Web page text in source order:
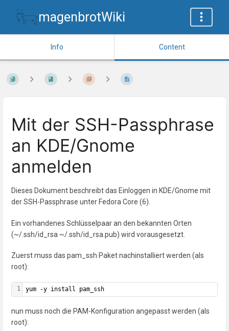
magenbrotWiki
Info Content
Mit der SSH-Passphrase
an KDE/Gnome
anmelden
Dieses Dokument beschreibt das Einloggen in KDE/Gnome mit
der SSH-Passphrase unter Fedora Core (6).
Ein vorhandenes Schlüsselpaar an den bekannten Orten
(~/.ssh/id_rsa ~/.ssh/id_rsa.pub) wird vorausgesetzt.
Zuerst muss das pam_ssh Paket nachinstalliert werden (als
root):
1 yum -y install pam_ssh
nun muss noch die PAM-Konfiguration angepasst werden (als
root):